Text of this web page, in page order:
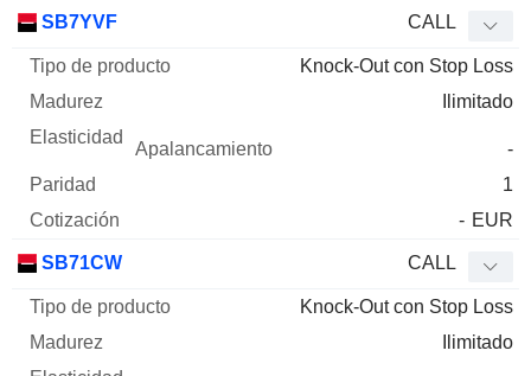
SB7YVF CALL
Knock-Out con Stop Loss
Ilimitado
-
1
- EUR
SB71CW CALL
Knock-Out con Stop Loss
Ilimitado